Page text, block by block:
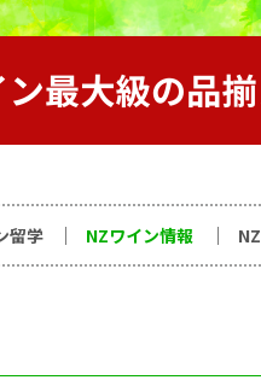
留学 NZワイン情報